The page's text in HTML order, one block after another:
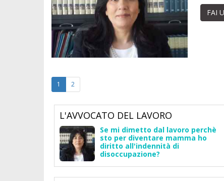
FAI
1 2
L'AVVOCATO DEL LAVORO
Se mi dimetto dal lavoro perchè
sto per diventare mamma ho
diritto all'indennità di
disoccupazione?